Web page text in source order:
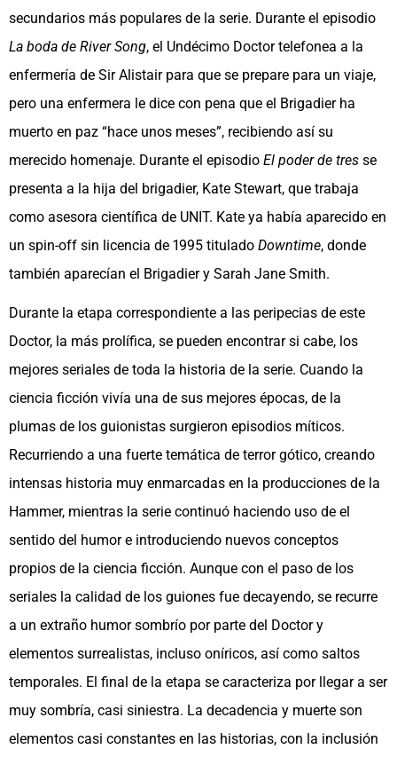
secundarios más populares de la serie. Durante el episodio
La boda de River Song, el Undécimo Doctor telefonea a la
enfermería de Sir Alistair para que se prepare para un viaje,
pero una enfermera le dice con pena que el Brigadier ha
muerto en paz “hace unos meses”, recibiendo así su
merecido homenaje. Durante el episodio El poder de tres se
presenta a la hija del brigadier, Kate Stewart, que trabaja
como asesora científica de UNIT. Kate ya había aparecido en
un spin-off sin licencia de 1995 titulado Downtime, donde
también aparecían el Brigadier y Sarah Jane Smith.
Durante la etapa correspondiente a las peripecias de este
Doctor, la más prolífica, se pueden encontrar si cabe, los
mejores seriales de toda la historia de la serie. Cuando la
ciencia ficción vivía una de sus mejores épocas, de la
plumas de los guionistas surgieron episodios míticos.
Recurriendo a una fuerte temática de terror gótico, creando
intensas historia muy enmarcadas en la producciones de la
Hammer, mientras la serie continuó haciendo uso de el
sentido del humor e introduciendo nuevos conceptos
propios de la ciencia ficción. Aunque con el paso de los
seriales la calidad de los guiones fue decayendo, se recurre
a un extraño humor sombrío por parte del Doctor y
elementos surrealistas, incluso oníricos, así como saltos
temporales. El final de la etapa se caracteriza por llegar a ser
muy sombría, casi siniestra. La decadencia y muerte son
elementos casi constantes en las historias, con la inclusión